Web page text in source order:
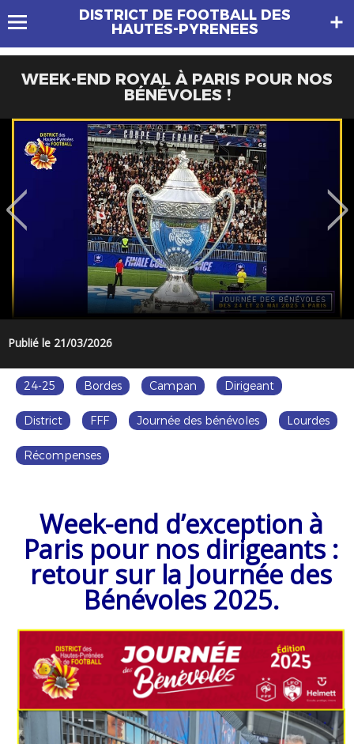
DISTRICT DE FOOTBALL DES
HAUTES-PYRENEES
WEEK-END ROYAL À PARIS POUR NOS
BÉNÉVOLES !
Publié le 21/03/2026
24-25 Bordes Campan Dirigeant
District FFF Journée des bénévoles Lourdes
Récompenses
Week-end d’exception à
Paris pour nos dirigeants :
retour sur la Journée des
Bénévoles 2025.